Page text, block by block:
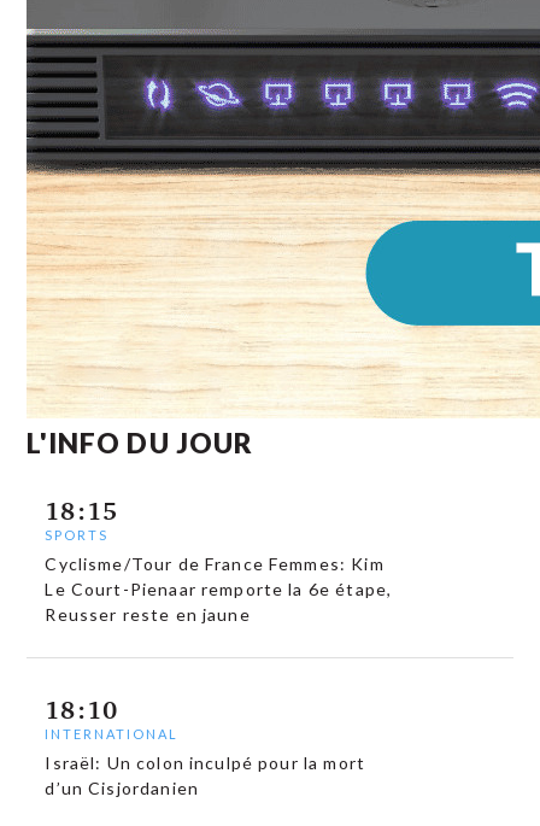
L'INFO DU JOUR
18:15
SPORTS
Cyclisme/Tour de France Femmes: Kim
Le Court-Pienaar remporte la 6e étape,
Reusser reste en jaune
18:10
INTERNATIONAL
Israël: Un colon inculpé pour la mort
d’un Cisjordanien